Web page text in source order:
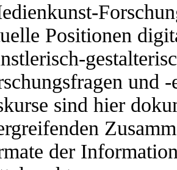
Positionen
und
sind hier
der